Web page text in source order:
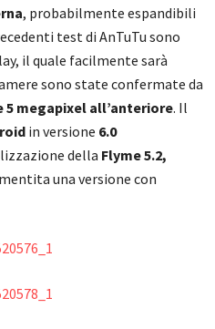
, probabilmente espandibili
test di AnTuTu sono
il quale facilmente sarà
sono state confermate da
5 megapixel all’anteriore. Il
in versione 6.0
della Flyme 5.2,
una versione con